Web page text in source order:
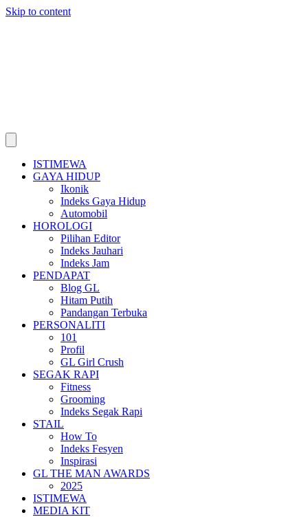
Skip to content
ISTIMEWA
GAYA HIDUP
Ikonik
Indeks Gaya Hidup
Automobil
HOROLOGI
Pilihan Editor
Indeks Jauhari
Indeks Jam
PENDAPAT
Blog GL
Hitam Putih
Pandangan Terbuka
PERSONALITI
101
Profil
GL Girl Crush
SEGAK RAPI
Fitness
Grooming
Indeks Segak Rapi
STAIL
How To
Indeks Fesyen
Inspirasi
GL THE MAN AWARDS
2025
ISTIMEWA
MEDIA KIT